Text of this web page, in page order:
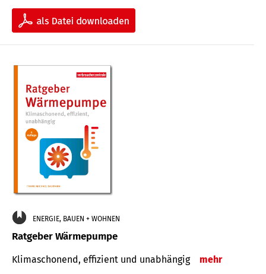
ENERGIE, BAUEN + WOHNEN
Ratgeber Wärmepumpe
Klimaschonend, effizient und unabhängig mehr